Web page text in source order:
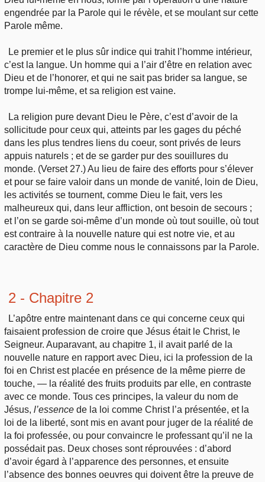
engendrée par la Parole qui le révèle, et se moulant sur cette
Parole même.
Le premier et le plus sûr indice qui trahit l’homme intérieur,
c’est la langue. Un homme qui a l’air d’être en relation avec
Dieu et de l’honorer, et qui ne sait pas brider sa langue, se
trompe lui-même, et sa religion est vaine.
La religion pure devant Dieu le Père, c’est d’avoir de la
sollicitude pour ceux qui, atteints par les gages du péché
dans les plus tendres liens du coeur, sont privés de leurs
appuis naturels ; et de se garder pur des souillures du
monde. (Verset 27.) Au lieu de faire des efforts pour s’élever
et pour se faire valoir dans un monde de vanité, loin de Dieu,
les activités se tournent, comme Dieu le fait, vers les
malheureux qui, dans leur affliction, ont besoin de secours ;
et l’on se garde soi-même d’un monde où tout souille, où tout
est contraire à la nouvelle nature qui est notre vie, et au
caractère de Dieu comme nous le connaissons par la Parole.
2 - Chapitre 2
L’apôtre entre maintenant dans ce qui concerne ceux qui
faisaient profession de croire que Jésus était le Christ, le
Seigneur. Auparavant, au chapitre 1, il avait parlé de la
nouvelle nature en rapport avec Dieu, ici la profession de la
foi en Christ est placée en présence de la même pierre de
touche, — la réalité des fruits produits par elle, en contraste
avec ce monde. Tous ces principes, la valeur du nom de
Jésus, l’essence de la loi comme Christ l’a présentée, et la
loi de la liberté, sont mis en avant pour juger de la réalité de
la foi professée, ou pour convaincre le professant qu’il ne la
possédait pas. Deux choses sont réprouvées : d’abord
d’avoir égard à l’apparence des personnes, et ensuite
l’absence des bonnes oeuvres qui doivent être la preuve de